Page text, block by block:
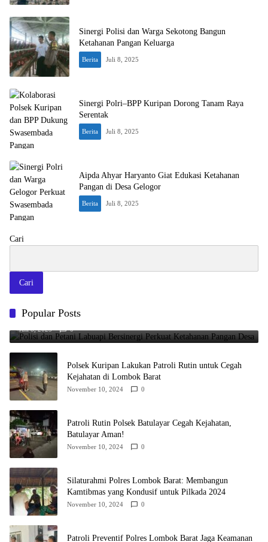
Sinergi Polisi dan Warga Sekotong Bangun
Ketahanan Pangan Keluarga
Berita Juli 8, 2025
Sinergi Polri–BPP Kuripan Dorong Tanam Raya
Serentak
Berita Juli 8, 2025
Aipda Ahyar Haryanto Giat Edukasi Ketahanan
Pangan di Desa Gelogor
Berita Juli 8, 2025
Cari
Cari
Popular Posts
Desa
Juli 8, 2025 0
Polsek Kuripan Lakukan Patroli Rutin untuk Cegah
Kejahatan di Lombok Barat
November 10, 2024 0
Patroli Rutin Polsek Batulayar Cegah Kejahatan,
Batulayar Aman!
November 10, 2024 0
Silaturahmi Polres Lombok Barat: Membangun
Kamtibmas yang Kondusif untuk Pilkada 2024
November 10, 2024 0
Patroli Preventif Polres Lombok Barat Jaga Keamanan